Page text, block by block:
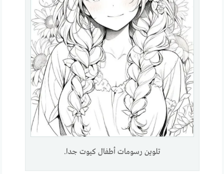
تلوين رسومات أطفال كيوت جدا.